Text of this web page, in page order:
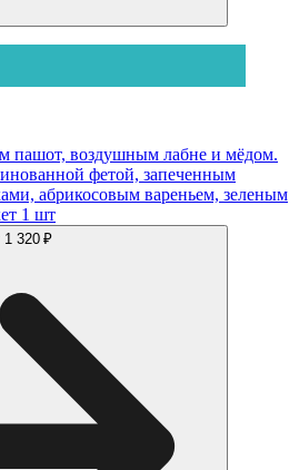
пашот, воздушным лабне и мёдом.
фетой, запеченным
абрикосовым вареньем, зеленым
1 шт
1 320 ₽